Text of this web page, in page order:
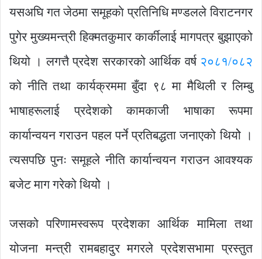
यसअघि गत जेठमा समूहकाे प्रतिनिधि मण्डलले विराटनगर
पुगेर मुख्यमन्त्री हिक्मतकुमार कार्कीलाई मागपत्र बुझाएको
थियो । लगत्तै प्रदेश सरकारको आर्थिक वर्ष २०८१/०८२
को नीति तथा कार्यक्रममा बुँदा ९८ मा मैथिली र लिम्बु
भाषाहरूलाई प्रदेशको कामकाजी भाषाका रूपमा
कार्यान्वयन गराउन पहल पर्ने प्रतिबद्धता जनाएको थियोे ।
त्यसपछि पुनः समूहले नीति कार्यान्वयन गराउन आवश्यक
बजेट माग गरेको थियोे ।
जसको परिणामस्वरूप प्रदेशका आर्थिक मामिला तथा
योजना मन्त्री रामबहादुर मगरले प्रदेशसभामा प्रस्तुत